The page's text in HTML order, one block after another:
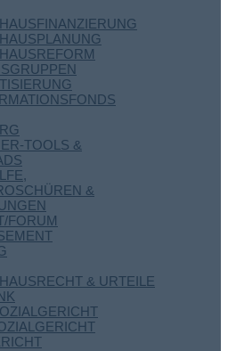
TOOLS &
&
FORUM
& URTEILE